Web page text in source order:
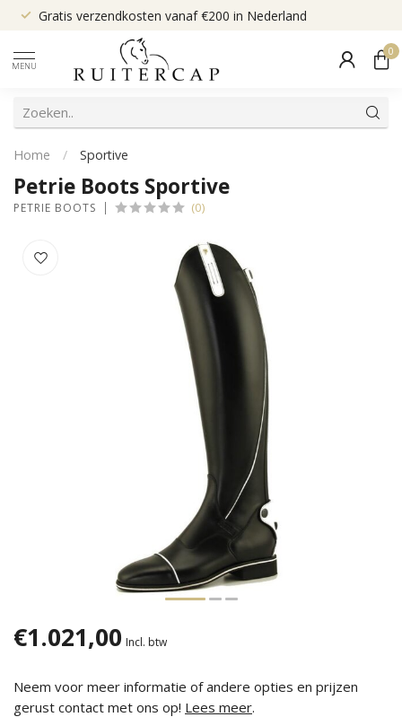
Gratis verzendkosten vanaf €200 in Nederland
MENU
0
Home / Sportive
Petrie Boots Sportive
PETRIE BOOTS (0)
€1.021,00 Incl. btw
Neem voor meer informatie of andere opties en prijzen
gerust contact met ons op! Lees meer.